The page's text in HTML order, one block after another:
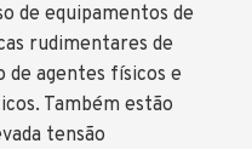
de equipamentos de
rudimentares de
de agentes físicos e
Também estão
tensão